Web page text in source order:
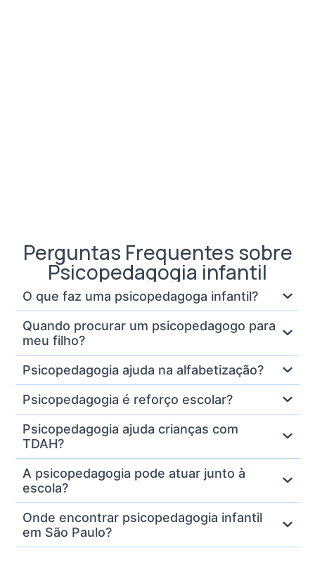
Perguntas Frequentes sobre
Psicopedagogia infantil
O que faz uma psicopedagoga infantil?
Quando procurar um psicopedagogo para
meu filho?
Psicopedagogia ajuda na alfabetização?
Psicopedagogia é reforço escolar?
Psicopedagogia ajuda crianças com
TDAH?
A psicopedagogia pode atuar junto à
escola?
Onde encontrar psicopedagogia infantil
em São Paulo?